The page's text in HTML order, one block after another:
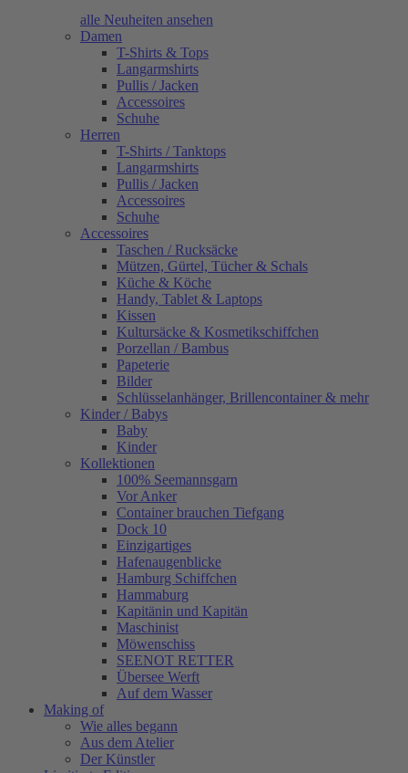
alle Neuheiten ansehen
Damen
T-Shirts & Tops
Langarmshirts
Pullis / Jacken
Accessoires
Schuhe
Herren
T-Shirts / Tanktops
Langarmshirts
Pullis / Jacken
Accessoires
Schuhe
Accessoires
Taschen / Rucksäcke
Mützen, Gürtel, Tücher & Schals
Küche & Köche
Handy, Tablet & Laptops
Kissen
Kultursäcke & Kosmetikschiffchen
Porzellan / Bambus
Papeterie
Bilder
Schlüsselanhänger, Brillencontainer & mehr
Kinder / Babys
Baby
Kinder
Kollektionen
100% Seemannsgarn
Vor Anker
Container brauchen Tiefgang
Dock 10
Einzigartiges
Hafenaugen­blicke
Hamburg Schiffchen
Hammaburg
Kapitänin und Kapitän
Maschinist
Möwenschiss
SEENOT RETTER
Übersee Werft
Auf dem Wasser
Making of
Wie alles begann
Aus dem Atelier
Der Künstler